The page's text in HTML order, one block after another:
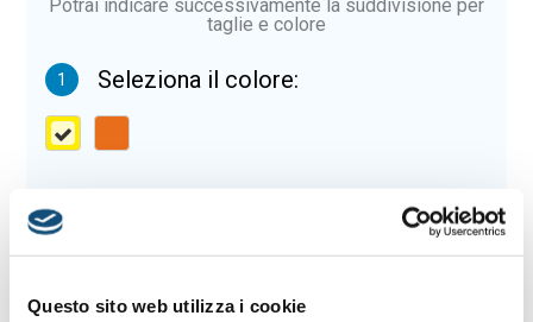
Questo sito web utilizza i cookie
Potrai indicare successivamente la suddivisione per
taglie e colore
1 Seleziona il colore:
2